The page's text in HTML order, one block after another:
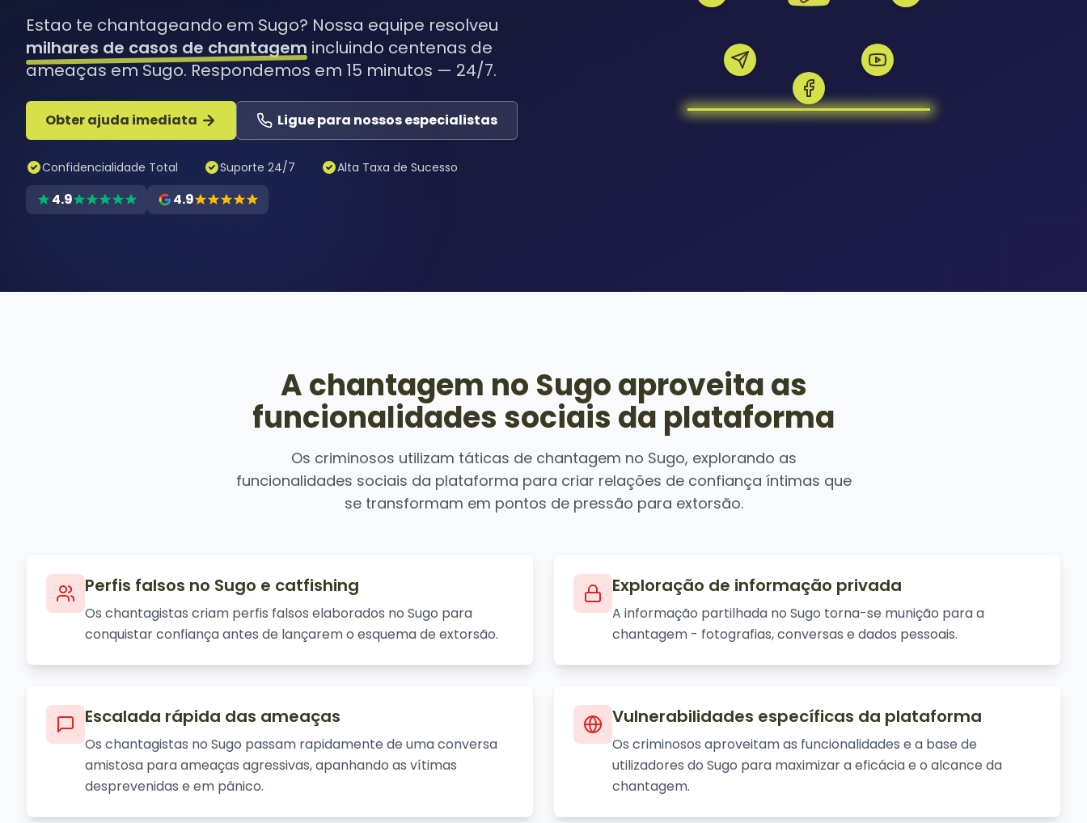
Estao te chantageando em Sugo? Nossa equipe resolveu
milhares de casos de chantagem incluindo centenas de
ameaças em Sugo. Respondemos em 15 minutos — 24/7.
Obter ajuda imediata Ligue para nossos especialistas
Confidencialidade Total Suporte 24/7 Alta Taxa de Sucesso
4.9 4.9
A chantagem no Sugo aproveita as
funcionalidades sociais da plataforma
Os criminosos utilizam táticas de chantagem no Sugo, explorando as
funcionalidades sociais da plataforma para criar relações de confiança íntimas que
se transformam em pontos de pressão para extorsão.
Perfis falsos no Sugo e catfishing
Os chantagistas criam perfis falsos elaborados no Sugo para
conquistar confiança antes de lançarem o esquema de extorsão.
Exploração de informação privada
A informação partilhada no Sugo torna-se munição para a
chantagem - fotografias, conversas e dados pessoais.
Escalada rápida das ameaças
Os chantagistas no Sugo passam rapidamente de uma conversa
amistosa para ameaças agressivas, apanhando as vítimas
desprevenidas e em pânico.
Vulnerabilidades específicas da plataforma
Os criminosos aproveitam as funcionalidades e a base de
utilizadores do Sugo para maximizar a eficácia e o alcance da
chantagem.